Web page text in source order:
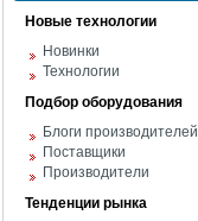
Новые технологии
Новинки
Технологии
Подбор оборудования
Блоги производителей
Поставщики
Производители
Тенденции рынка